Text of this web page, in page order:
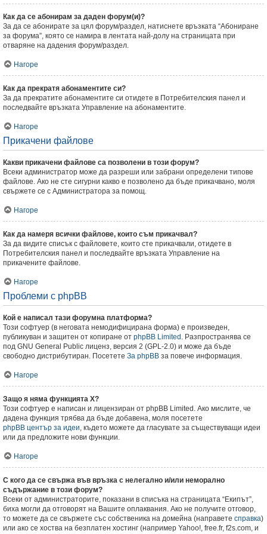
Как да се абонирам за даден форум(и)?
За да се абонирате за цял форум/раздел, натиснете връзката “Абониране
за форума”, която се намира в лентата най-долу на страницата при
отваряне на дадения форум/раздел.
Нагоре
Как да прекратя абонаментите си?
За да прекратите абонаментите си отидете в Потребителския панел и
последвайте връзката Управление на абонаментите.
Нагоре
Прикачени файлове
Какви прикачени файлове са позволени в този форум?
Всеки администратор може да разреши или забрани определени типове
файлове. Ако не сте сигурни какво е позволено да бъде прикачвано, моля
свържете се с Администратора за помощ.
Нагоре
Как да намеря всички файлове, които съм прикачвал?
За да видите списък с файловете, които сте прикачвали, отидете в
Потребителския панел и последвайте връзката Управление на
прикачените файлове.
Нагоре
Проблеми с phpBB
Кой е написал тази форумна платформа?
Този софтуер (в неговата немодифицирана форма) е произведен,
публикуван и защитен от копиране от phpBB Limited . Разпространява се
под GNU General Public лиценз, версия 2 (GPL-2.0) и може да бъде
свободно дистрибутиран. Посетете За phpBB за повече информация.
Нагоре
Защо я няма функцията X?
Този софтуер е написан и лицензиран от phpBB Limited. Ако мислите, че
дадена функция трябва да бъде добавена, моля посетете
phpBB център за идеи, където можете да гласувате за съществуващи идеи
или да предложите нови функции.
Нагоре
С кого да се свържа във връзка с нелегално и/или неморално
съдържание в този форум?
Всеки от администраторите, показани в списъка на страницата “Екипът”,
биха могли да отговорят на Вашите оплаквания. Ако не получите отговор,
то можете да се свържете със собственика на домейна (направете справка)
или ако се хоства на безплатен хостинг (например Yahoo!, free.fr, f2s.com, и